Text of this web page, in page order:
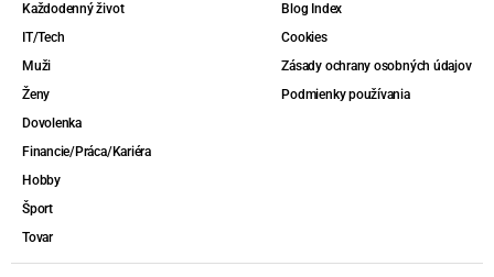
Každodenný život
IT/Tech
Muži
Ženy
Dovolenka
Financie/Práca/Kariéra
Hobby
Šport
Tovar
Blog Index
Cookies
Zásady ochrany osobných údajov
Podmienky používania